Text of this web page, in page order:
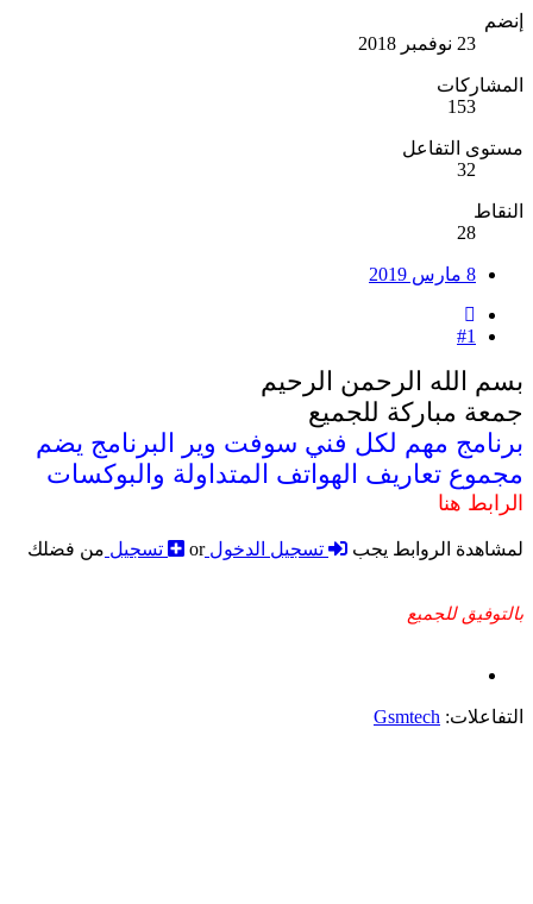
إنضم
23 نوفمبر 2018
المشاركات
153
مستوى التفاعل
32
النقاط
28
8 مارس 2019
#1
بسم الله الرحمن الرحيم
جمعة مباركة للجميع
برنامج مهم لكل فني سوفت وير البرنامج يضم
مجموع تعاريف الهواتف المتداولة والبوكسات
الرابط هنا
لمشاهدة الروابط يجب تسجيل الدخولor تسجيل من فضلك
بالتوفيق للجميع
التفاعلات: Gsmtech